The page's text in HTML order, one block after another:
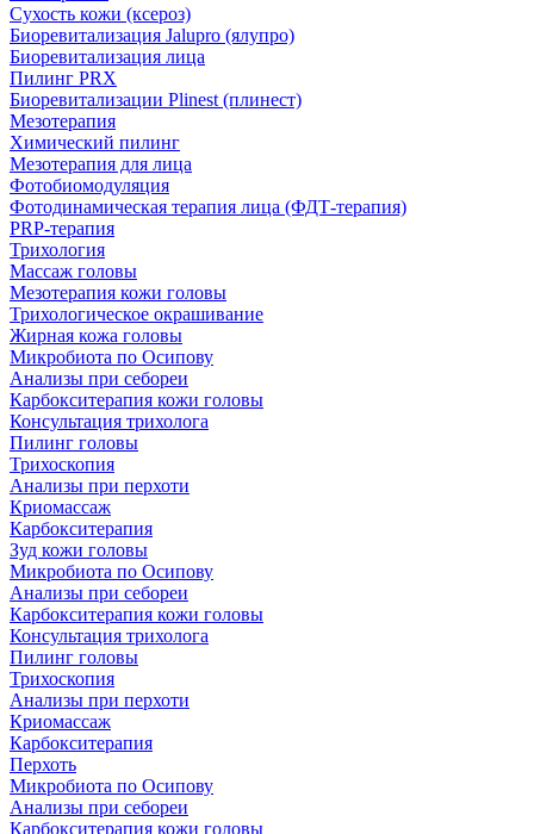
Сухость кожи (ксероз)
Биоревитализация Jalupro (ялупро)
Биоревитализация лица
Пилинг PRX
Биоревитализации Plinest (плинест)
Мезотерапия
Химический пилинг
Мезотерапия для лица
Фотобиомодуляция
Фотодинамическая терапия лица (ФДТ-терапия)
PRP-терапия
Трихология
Массаж головы
Мезотерапия кожи головы
Трихологическое окрашивание
Жирная кожа головы
Микробиота по Осипову
Анализы при себореи
Карбокситерапия кожи головы
Консультация трихолога
Пилинг головы
Трихоскопия
Анализы при перхоти
Криомассаж
Карбокситерапия
Зуд кожи головы
Микробиота по Осипову
Анализы при себореи
Карбокситерапия кожи головы
Консультация трихолога
Пилинг головы
Трихоскопия
Анализы при перхоти
Криомассаж
Карбокситерапия
Перхоть
Микробиота по Осипову
Анализы при себореи
Карбокситерапия кожи головы